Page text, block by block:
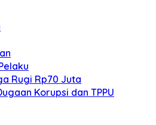
Rugi Rp70 Juta
Korupsi dan TPPU